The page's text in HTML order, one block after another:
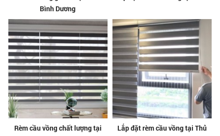
Bình Dương
Rèm cầu vồng chất lượng tại
Lắp đặt rèm cầu vồng tại Thủ